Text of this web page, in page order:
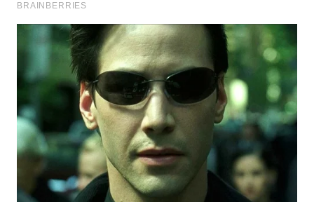
WN
LIKUPANG
LABUANBAJO
BORNEO
Group